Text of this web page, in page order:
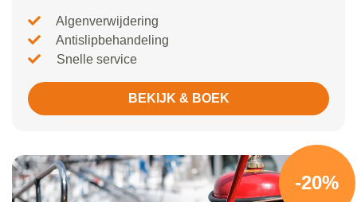
Algenverwijdering
Antislipbehandeling
Snelle service
BEKIJK & BOEK
-20%